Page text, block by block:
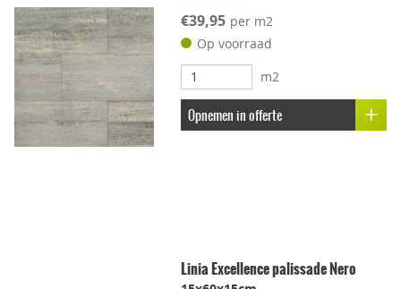
€39,95 per m2
Op voorraad
m2
Opnemen in offerte
Linia Excellence palissade Nero